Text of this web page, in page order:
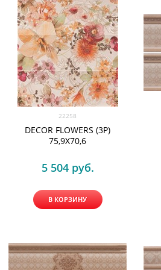
22258
DECOR FLOWERS (3P)
75,9X70,6
5 504 руб.
В КОРЗИНУ